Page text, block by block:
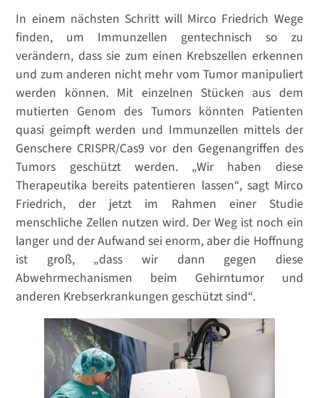
In einem nächsten Schritt will Mirco Friedrich Wege
finden, um Immunzellen gentechnisch so zu
verändern, dass sie zum einen Krebszellen erkennen
und zum anderen nicht mehr vom Tumor manipuliert
werden können. Mit einzelnen Stücken aus dem
mutierten Genom des Tumors könnten Patienten
quasi geimpft werden und Immunzellen mittels der
Genschere CRISPR/Cas9 vor den Gegenangriffen des
Tumors geschützt werden. „Wir haben diese
Therapeutika bereits patentieren lassen“, sagt Mirco
Friedrich, der jetzt im Rahmen einer Studie
menschliche Zellen nutzen wird. Der Weg ist noch ein
langer und der Aufwand sei enorm, aber die Hoffnung
ist groß, „dass wir dann gegen diese
Abwehrmechanismen beim Gehirntumor und
anderen Krebserkrankungen geschützt sind“.